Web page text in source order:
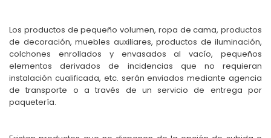
Los productos de pequeño volumen, ropa de cama, productos
de decoración, muebles auxiliares, productos de iluminación,
colchones enrollados y envasados al vacío, pequeños
elementos derivados de incidencias que no requieran
instalación cualificada, etc. serán enviados mediante agencia
de transporte o a través de un servicio de entrega por
paquetería.